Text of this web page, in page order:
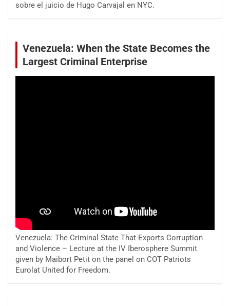
sobre el juicio de Hugo Carvajal en NYC.
Venezuela: When the State Becomes the
Largest Criminal Enterprise
Venezuela: The Criminal State That Exports Corruption
and Violence – Lecture at the IV Iberosphere Summit
given by Maibort Petit on the panel on COT Patriots
Eurolat United for Freedom.